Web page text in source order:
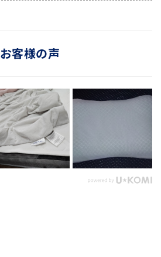
お客様の声